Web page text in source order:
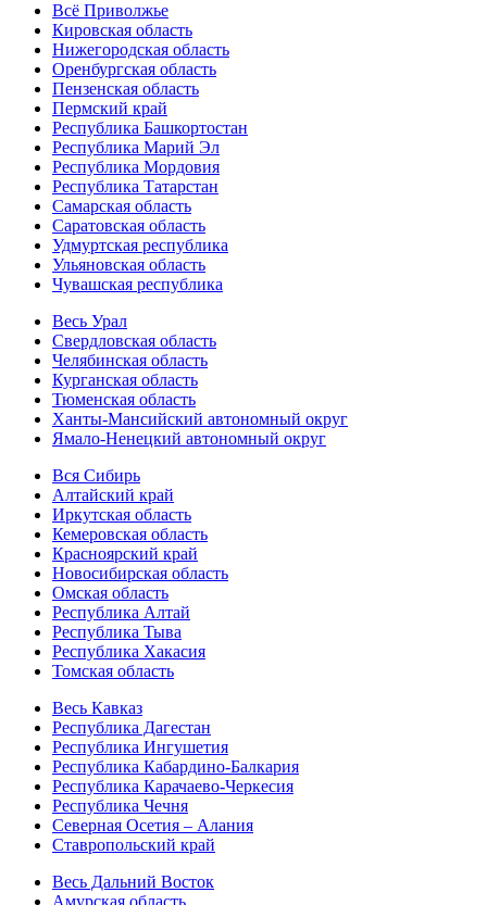
Всё Приволжье
Кировская область
Нижегородская область
Оренбургская область
Пензенская область
Пермский край
Республика Башкортостан
Республика Марий Эл
Республика Мордовия
Республика Татарстан
Самарская область
Саратовская область
Удмуртская республика
Ульяновская область
Чувашская республика
Весь Урал
Свердловская область
Челябинская область
Курганская область
Тюменская область
Ханты-Мансийский автономный округ
Ямало-Ненецкий автономный округ
Вся Сибирь
Алтайский край
Иркутская область
Кемеровская область
Красноярский край
Новосибирская область
Омская область
Республика Алтай
Республика Тыва
Республика Хакасия
Томская область
Весь Кавказ
Республика Дагестан
Республика Ингушетия
Республика Кабардино-Балкария
Республика Карачаево-Черкесия
Республика Чечня
Северная Осетия – Алания
Ставропольский край
Весь Дальний Восток
Амурская область